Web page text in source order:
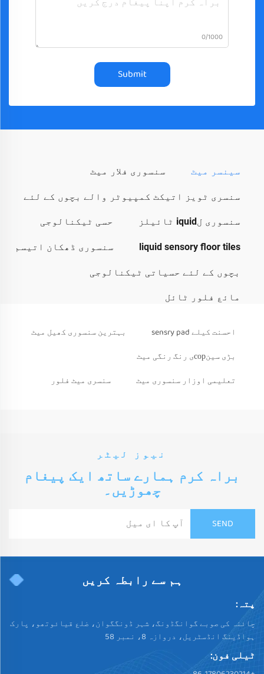
0/1000
Submit
سینسر میٹ سنسوری فلار میٹ
سنسری ٹویز اتیکٹ کمپیوٹر والے بچوں کے لئے
سنسوری لiquid ٹائیلز حسی ٹیکنالوجی
liquid sensory floor tiles سنسوری ڈھکان اتیسم
بچوں کے لئے حسیاتی ٹیکنالوجی
مائع فلور ٹائل
احسنت کیلے sensry pad
بہترین سنسوری کھیل میٹ
بڑی سینсорی رنگ رنگی میٹ
تعلیمی اوزار سنسوری میٹ
سنسری میٹ فلور
نیوز لیٹر
براہ کرم ہمارے ساتھ ایک پیغام
چھوڑیں۔
ہم سے رابطہ کریں
پتہ:
چائنہ کی صوبے گوانگڈونگ، شہر ڈونگگوان، ضلع قیائوتھو، پارک
ہواڈینگ انڈسٹریل، دروازہ 8، نمبر 58
ٹیلی فون: